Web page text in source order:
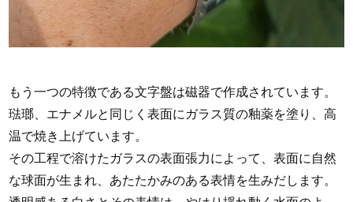
もう一つの特徴である文字盤は磁器で作成されています。
琺瑯、エナメルと同じく表面にガラス質の釉薬を塗り、高
温で焼き上げています。
その工程で溶けたガラスの表面張力によって、表面に自然
な球面が生まれ、あたたかみのある表情を生みだします。